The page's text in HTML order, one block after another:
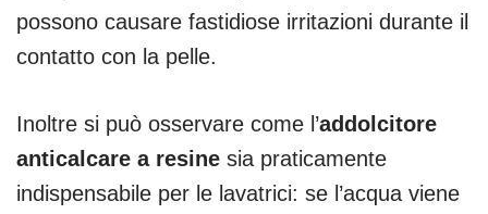
possono causare fastidiose irritazioni durante il
contatto con la pelle.
Inoltre si può osservare come l’addolcitore
anticalcare a resine sia praticamente
indispensabile per le lavatrici: se l’acqua viene